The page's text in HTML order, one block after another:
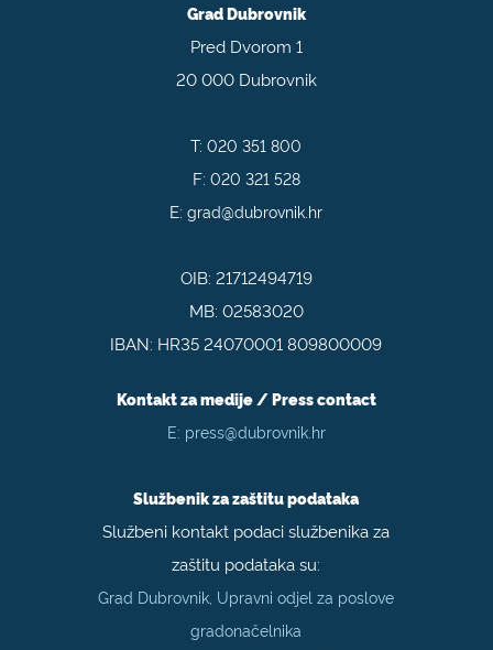
Grad Dubrovnik
Pred Dvorom 1
20 000 Dubrovnik
T:020 351 800
F: 020 321 528
E:grad@dubrovnik.hr
OIB: 21712494719
MB: 02583020
IBAN: HR35 24070001 809800009
Kontakt za medije / Press contact
E: press@dubrovnik.hr
Službenik za zaštitu podataka
Službeni kontakt podaci službenika za
zaštitu podataka su:
Grad Dubrovnik, Upravni odjel za poslove
gradonačelnika